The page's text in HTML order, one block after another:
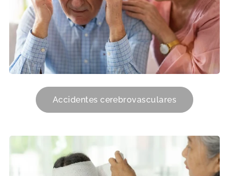
Accidentes cerebrovasculares